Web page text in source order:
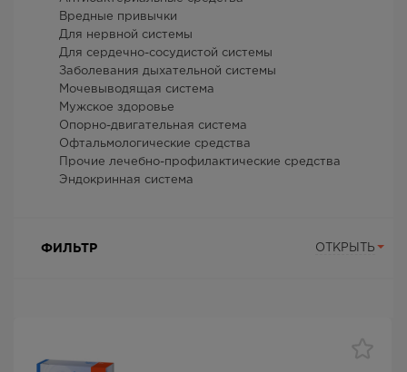
Вредные привычки
Для нервной системы
Для сердечно-сосудистой системы
Заболевания дыхательной системы
Мочевыводящая система
Мужское здоровье
Опорно-двигательная система
Офтальмологические средства
Прочие лечебно-профилактические средства
Эндокринная система
ФИЛЬТР ОТКРЫТЬ